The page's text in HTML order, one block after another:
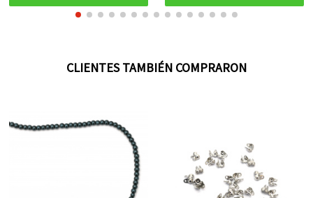
CLIENTES TAMBIÉN COMPRARON